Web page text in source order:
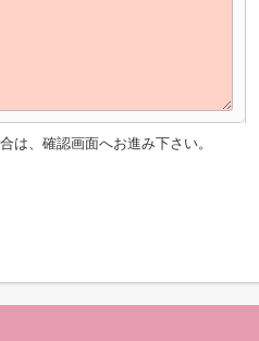
は、確認画面へお進み下さい。